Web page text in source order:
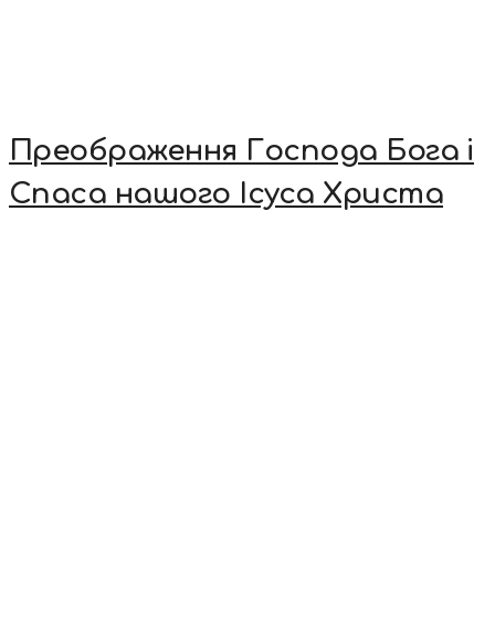
Преображення Господа Бога і
Спаса нашого Ісуса Христа